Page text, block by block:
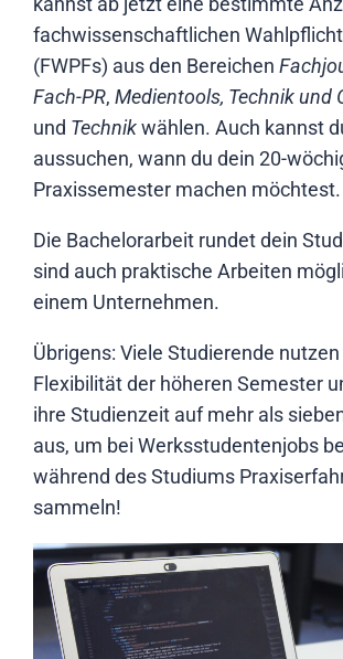
fachwissenschaftlichen
(FWPFs) aus den Bereichen
Fach-PR,Medientools, Technik und
und Technikwählen. Auch kannst
aussuchen, wann du dein 20-
Praxissemester machen möchtest.
Die Bachelorarbeit rundet dein
sind auch praktische Arbeiten
einem Unternehmen.
Übrigens: Viele Studierende nutzen
Flexibilität der höheren Semester
ihre Studienzeit auf mehr als
aus, um bei Werksstudentenjobs
während des Studiums
sammeln!